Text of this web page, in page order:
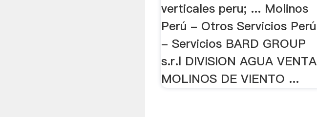
verticales peru; ... Molinos
Perú - Otros Servicios Perú
- Servicios BARD GROUP
s.r.l DIVISION AGUA VENTA
MOLINOS DE VIENTO ...